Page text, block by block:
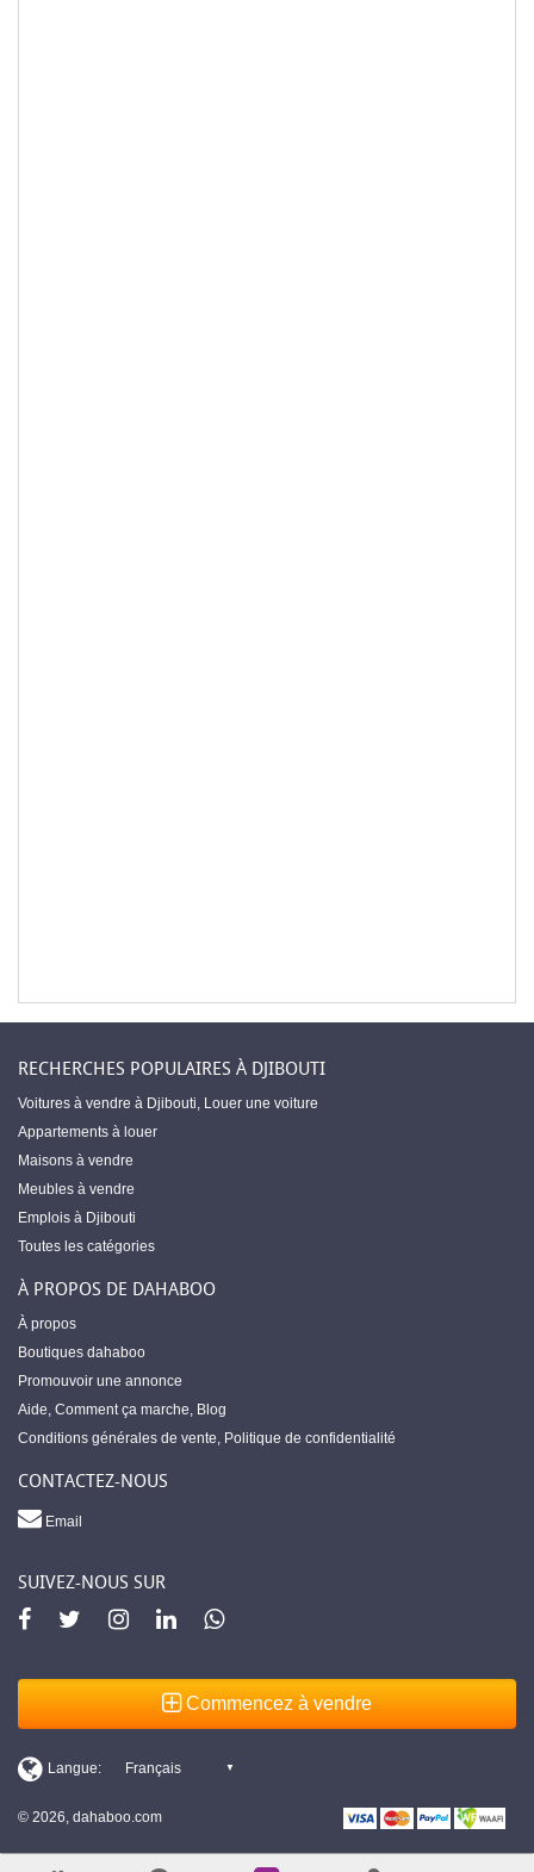
RECHERCHES POPULAIRES À DJIBOUTI
Voitures à vendre à Djibouti, Louer une voiture
Appartements à louer
Maisons à vendre
Meubles à vendre
Emplois à Djibouti
Toutes les catégories
À PROPOS DE DAHABOO
À propos
Boutiques dahaboo
Promouvoir une annonce
Aide, Comment ça marche, Blog
Conditions générales de vente, Politique de confidentialité
CONTACTEZ-NOUS
Email
SUIVEZ-NOUS SUR
Commencez à vendre
© 2026, dahaboo.com